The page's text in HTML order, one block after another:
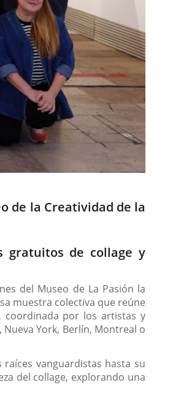
de la Creatividad de la
gratuitos de collage y
del Museo de La Pasión la
muestra colectiva que reúne
coordinada por los artistas y
York, Berlín, Montreal o
vanguardistas hasta su
del collage, explorando una